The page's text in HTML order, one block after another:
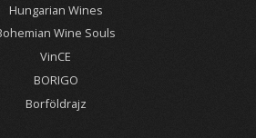
Hungarian Wines
Wine Souls
VinCE
BORIGO
Borföldrajz